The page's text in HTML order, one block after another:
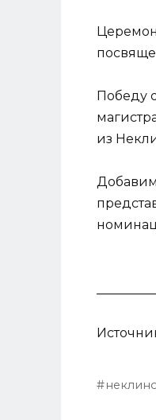
Победу
из